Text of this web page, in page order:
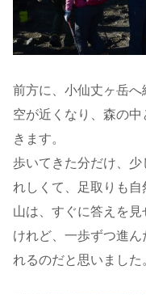
前方に、小仙丈ヶ岳へ
空が近くなり、森の
きます。
歩いてきた分だけ、少
れしくて、足取りも自
山は、すぐに答えを見
けれど、一歩ずつ進ん
れるのだと思いました